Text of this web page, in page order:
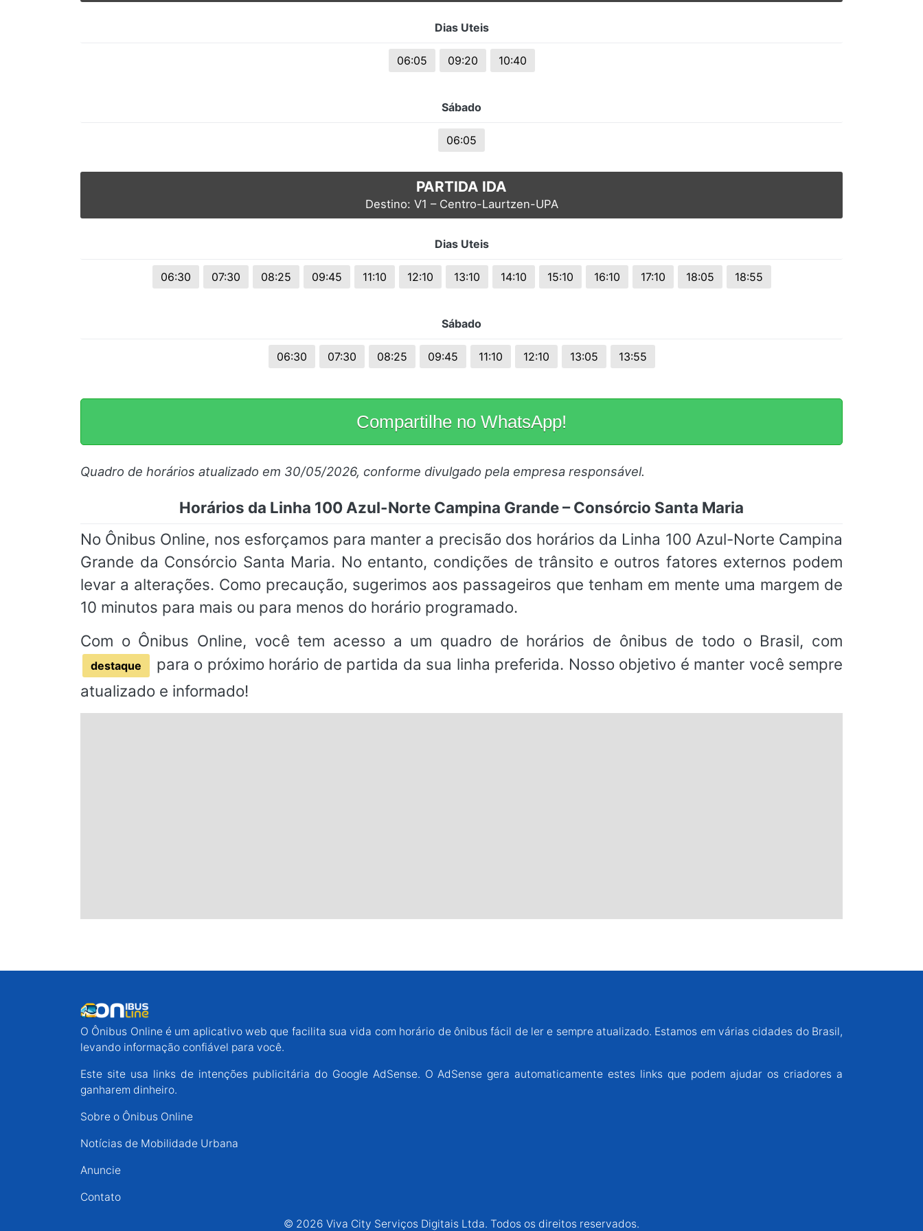
Dias Uteis
06:05 09:20 10:40
Sábado
06:05
PARTIDA IDA
Destino: V1 – Centro-Laurtzen-UPA
Dias Uteis
06:30 07:30 08:25 09:45 11:10 12:10 13:10 14:10 15:10 16:10 17:10 18:05 18:55
Sábado
06:30 07:30 08:25 09:45 11:10 12:10 13:05 13:55
Compartilhe no WhatsApp!
Quadro de horários atualizado em 30/05/2026, conforme divulgado pela empresa responsável.
Horários da Linha 100 Azul-Norte Campina Grande – Consórcio Santa Maria
No Ônibus Online, nos esforçamos para manter a precisão dos horários da Linha 100 Azul-Norte Campina
Grande da Consórcio Santa Maria. No entanto, condições de trânsito e outros fatores externos podem
levar a alterações. Como precaução, sugerimos aos passageiros que tenham em mente uma margem de
10 minutos para mais ou para menos do horário programado.
Com o Ônibus Online, você tem acesso a um quadro de horários de ônibus de todo o Brasil, com
destaque
para o próximo horário de partida da sua linha preferida. Nosso objetivo é manter você sempre
atualizado e informado!
O Ônibus Online é um aplicativo web que facilita sua vida com horário de ônibus fácil de ler e sempre atualizado. Estamos em várias cidades do Brasil,
levando informação confiável para você.
Este site usa links de intenções publicitária do Google AdSense. O AdSense gera automaticamente estes links que podem ajudar os criadores a
ganharem dinheiro.
Sobre o Ônibus Online
Notícias de Mobilidade Urbana
Anuncie
Contato
© 2026 Viva City Serviços Digitais Ltda. Todos os direitos reservados.